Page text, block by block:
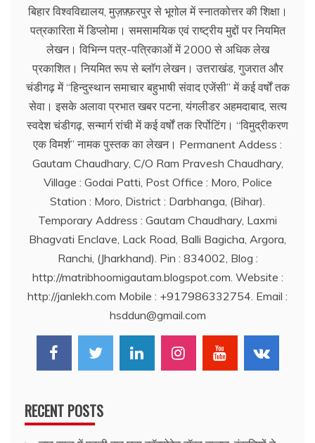
बिहार विश्वविद्यालय, मुज़फ़्फ़रपुर से भूगोल में स्नातकोत्तर की शिक्षा।
पत्रकारिता में डिप्लोमा। समसामयिक एवं राष्ट्रीय मुद्दों पर नियमित
लेखन। विभिन्न पत्र-पत्रिकाओं में 2000 से अधिक लेख
प्रकाशित। नियमित रूप से ब्लाॅग लेखन। उत्तराखंड, गुजरात और
चंडीगढ़ में ‘‘हिन्दुस्थान समाचार बहुभाषी संवाद एजेंसी’’ में कई वर्षों तक
सेवा। इसके अलावा प्रभात खबर पटना, यंगलीडर अहमदाबाद, सत्य
स्वदेश चंडीगढ़, सन्मार्ग रांची में कई वर्षों तक रिर्पोटिंग। ‘‘विमुद्रीकरण
एक विमर्श’’ नामक पुस्तक का लेखन। Permanent Addess :
Gautam Chaudhary, C/O Ram Pravesh Chaudhary,
Village : Godai Patti, Post Office : Moro, Police
Station : Moro, District : Darbhanga, (Bihar).
Temporary Address : Gautam Chaudhary, Laxmi
Bhagvati Enclave, Lack Road, Balli Bagicha, Argora,
Ranchi, (Jharkhand). Pin : 834002, Blog :
http://matribhoomigautam.blogspot.com. Website :
http://janlekh.com Mobile : +917986332754. Email :
hsddun@gmail.com
RECENT POSTS